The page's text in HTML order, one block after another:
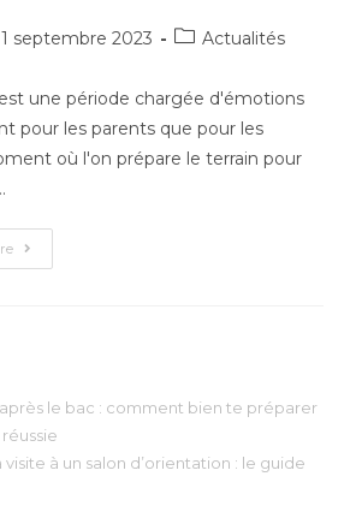
1 septembre 2023 Actualités
une période chargée d'émotions
pour les parents que pour les
où l'on prépare le terrain pour
le bac : comment bien te préparer
à un salon d’orientation : le guide